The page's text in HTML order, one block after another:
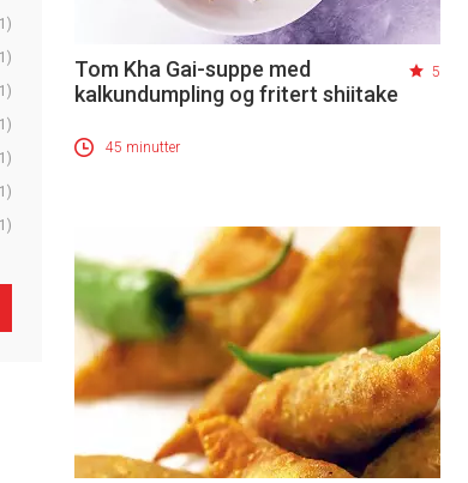
Tom Kha Gai-suppe med
kalkundumpling og fritert shiitake
5
45 minutter